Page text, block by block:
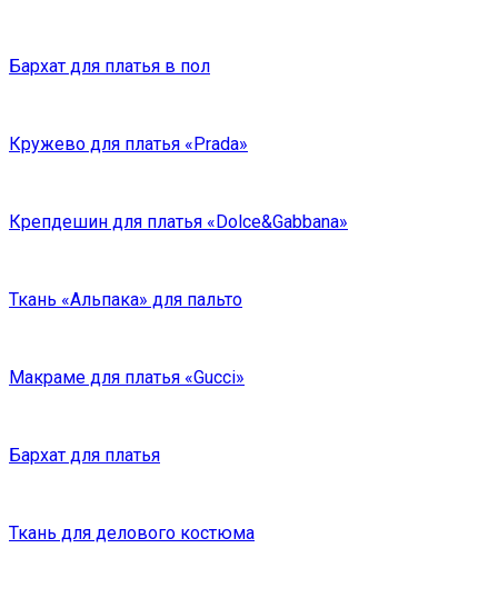
Бархат для платья в пол
Кружево для платья «Prada»
Крепдешин для платья «Dolce&Gabbana»
Ткань «Альпака» для пальто
Макраме для платья «Gucci»
Бархат для платья
Ткань для делового костюма